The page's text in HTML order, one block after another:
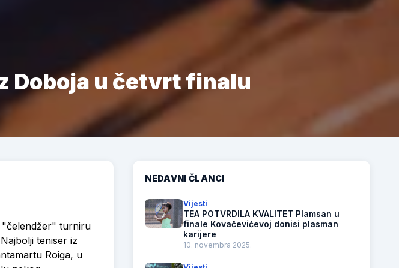
Doboja u četvrt finalu
"čelendžer" turniru
teniser iz
Roiga, u
NEDAVNI ČLANCI
Vijesti
TEA POTVRDILA KVALITET Plamsan u
finale Kovačevićevoj donisi plasman
karijere
10. novembra 2025.